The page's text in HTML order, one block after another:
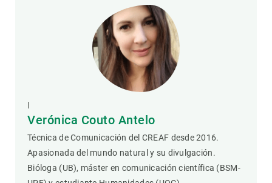
Verónica Couto Antelo
Técnica de Comunicación del CREAF desde 2016.
Apasionada del mundo natural y su divulgación.
Bióloga (UB), máster en comunicación científica (BSM-